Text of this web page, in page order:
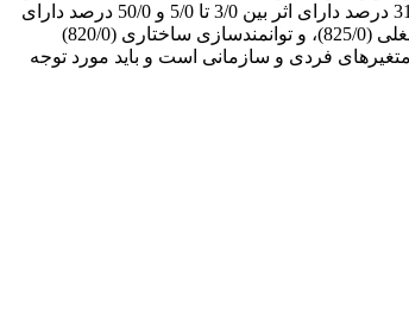
نرم‌افزار CMA2 (نرم‌افزار جامع فراتحلیل) مورد تحلیل قرار گرفت و نشان داد از بین پیامد‌های رهبری تحول‌گرا 19/0 درصد دارای اثر کمتر از 3/0 درصد و 31/0 درصد دارای اثر بین 3/0 تا 5/0 و 50/0 درصد دارای
اثر بالای 5/0 هستند. همچنین نتایج نشان داد از بین پیامد‌های رهبری تحول‌گرا به ترتیب متغیر‌های تعلق خاطر کاری (962/0)، رضایت شغلی (860/0)، عملکرد شغلی (825/0)، و توانمندسازی ساختاری (820/0)
متغیرهای فردی و سازمانی است و باید مورد توجه